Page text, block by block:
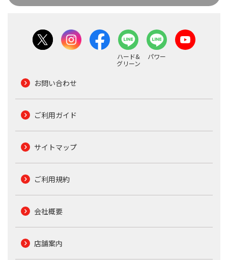
ハード&
グリーン
パワー
お問い合わせ
ご利用ガイド
サイトマップ
ご利用規約
会社概要
店舗案内